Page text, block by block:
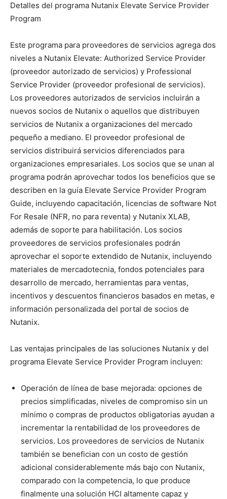
Detalles del programa Nutanix Elevate Service Provider
Program
Este programa para proveedores de servicios agrega dos
niveles a Nutanix Elevate: Authorized Service Provider
(proveedor autorizado de servicios) y Professional
Service Provider (proveedor profesional de servicios).
Los proveedores autorizados de servicios incluirán a
nuevos socios de Nutanix o aquellos que distribuyen
servicios de Nutanix a organizaciones del mercado
pequeño a mediano. El proveedor profesional de
servicios distribuirá servicios diferenciados para
organizaciones empresariales. Los socios que se unan al
programa podrán aprovechar todos los beneficios que se
describen en la guía Elevate Service Provider Program
Guide, incluyendo capacitación, licencias de software Not
For Resale (NFR, no para reventa) y Nutanix XLAB,
además de soporte para habilitación. Los socios
proveedores de servicios profesionales podrán
aprovechar el soporte extendido de Nutanix, incluyendo
materiales de mercadotecnia, fondos potenciales para
desarrollo de mercado, herramientas para ventas,
incentivos y descuentos financieros basados en metas, e
información personalizada del portal de socios de
Nutanix.
Las ventajas principales de las soluciones Nutanix y del
programa Elevate Service Provider Program incluyen:
Operación de línea de base mejorada: opciones de
precios simplificadas, niveles de compromiso sin un
mínimo o compras de productos obligatorias ayudan a
incrementar la rentabilidad de los proveedores de
servicios. Los proveedores de servicios de Nutanix
también se benefician con un costo de gestión
adicional considerablemente más bajo con Nutanix,
comparado con la competencia, lo que produce
finalmente una solución HCI altamente capaz y